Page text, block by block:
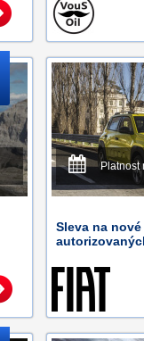
Platnost
Sleva na